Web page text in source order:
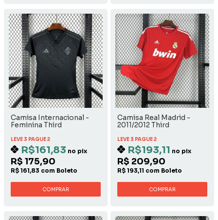
Camisa Internacional -
Feminina Third
LEVE 3 PAGUE 2
R$161,83 no pix
R$ 175,90
R$ 161,83 com Boleto
COMPRAR
Camisa Real Madrid -
2011/2012 Third
LEVE 3 PAGUE 2
R$193,11 no pix
R$ 209,90
R$ 193,11 com Boleto
COMPRAR